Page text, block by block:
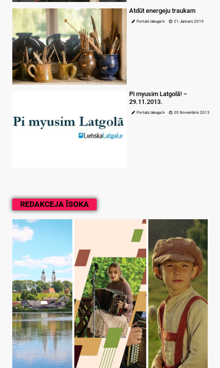
REDAKCEJA ĪSOKA
Atdūt energeju traukam
Portals lakuga.lv 21 Janvars 2019
Pi myusim Latgolā! –
29.11.2013.
Portals lakuga.lv 30 Novembris 2013